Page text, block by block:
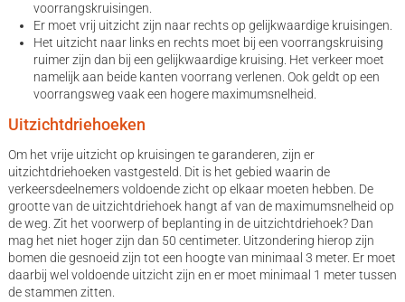
voorrangskruisingen.
Er moet vrij uitzicht zijn naar rechts op gelijkwaardige kruisingen.
Het uitzicht naar links en rechts moet bij een voorrangskruising
ruimer zijn dan bij een gelijkwaardige kruising. Het verkeer moet
namelijk aan beide kanten voorrang verlenen. Ook geldt op een
voorrangsweg vaak een hogere maximumsnelheid.
Uitzichtdriehoeken
Om het vrije uitzicht op kruisingen te garanderen, zijn er
uitzichtdriehoeken vastgesteld. Dit is het gebied waarin de
verkeersdeelnemers voldoende zicht op elkaar moeten hebben. De
grootte van de uitzichtdriehoek hangt af van de maximumsnelheid op
de weg. Zit het voorwerp of beplanting in de uitzichtdriehoek? Dan
mag het niet hoger zijn dan 50 centimeter. Uitzondering hierop zijn
bomen die gesnoeid zijn tot een hoogte van minimaal 3 meter. Er moet
daarbij wel voldoende uitzicht zijn en er moet minimaal 1 meter tussen
de stammen zitten.